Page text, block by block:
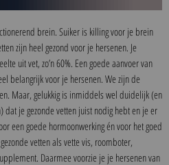
brein. Suiker is killing voor je brein
zijn heel gezond voor je hersenen. Je
uit vet, zo’n 60%. Een goede aanvoer van
belangrijk voor je hersenen. We zijn de
Maar, gelukkig is inmiddels wel duidelijk (en
dat je gezonde vetten juist nodig hebt en je er
een goede hormoonwerking én voor het goed
vetten als vette vis, roomboter,
Daarmee voorzie je je hersenen van